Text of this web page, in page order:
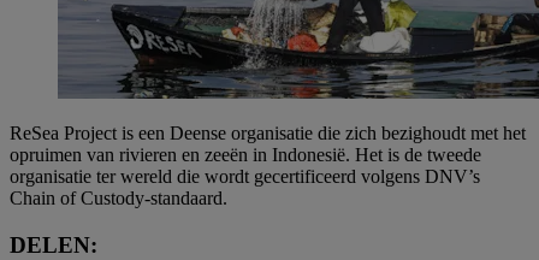
ReSea Project is een Deense organisatie die zich bezighoudt met het
opruimen van rivieren en zeeën in Indonesië. Het is de tweede
organisatie ter wereld die wordt gecertificeerd volgens DNV’s
Chain of Custody-standaard.
DELEN: